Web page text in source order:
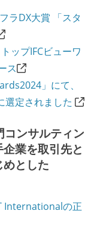
ラDX大賞 「スタ
ップIFCビューワ
ス
」にて、
選定されました
ンサルティン
業を取引先と
とした
Internationalの正